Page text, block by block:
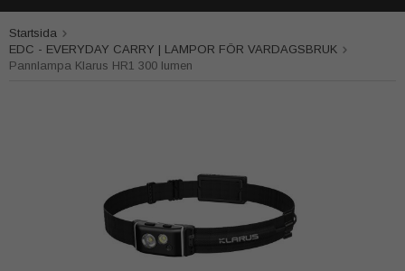
Startsida
EDC - EVERYDAY CARRY | LAMPOR FÖR VARDAGSBRUK
Pannlampa Klarus HR1 300 lumen